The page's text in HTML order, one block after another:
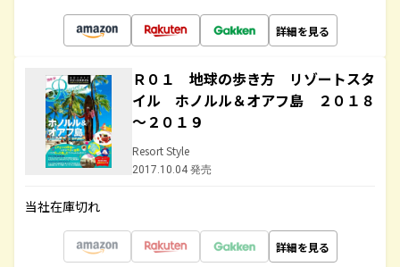
詳細を見る
Ｒ０１ 地球の歩き方 リゾートスタ
イル ホノルル＆オアフ島 ２０１８
～２０１９
Resort Style
2017.10.04 発売
当社在庫切れ
詳細を見る